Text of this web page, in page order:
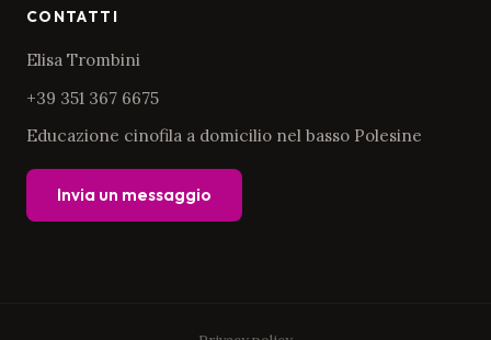
CONTATTI
Elisa Trombini
+39 351 367 6675
Educazione cinofila a domicilio nel basso Polesine
Invia un messaggio